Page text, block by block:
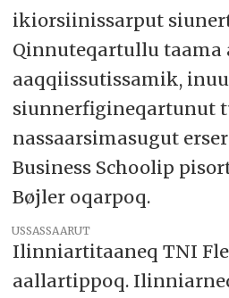
ikiorsiinissarput
Qinnuteqartullu
aaqqiissutissamik,
siunnerfigineqartunut
nassaarsimasugut
Business Schoolip
Bøjler oqarpoq.
USSASSAARUT
Ilinniartitaaneq TNI
aallartippoq.